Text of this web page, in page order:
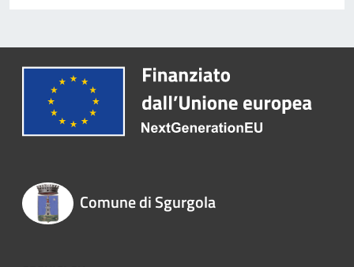
Comune di Sgurgola